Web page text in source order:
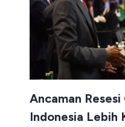
Ancaman
Indonesia Lebih